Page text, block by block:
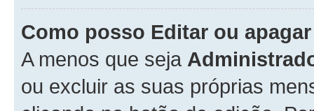
Como posso Editar ou
A menos que seja
ou excluir as suas próprias